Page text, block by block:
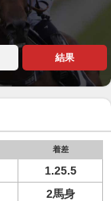
結果
着差
1.25.5
2馬身